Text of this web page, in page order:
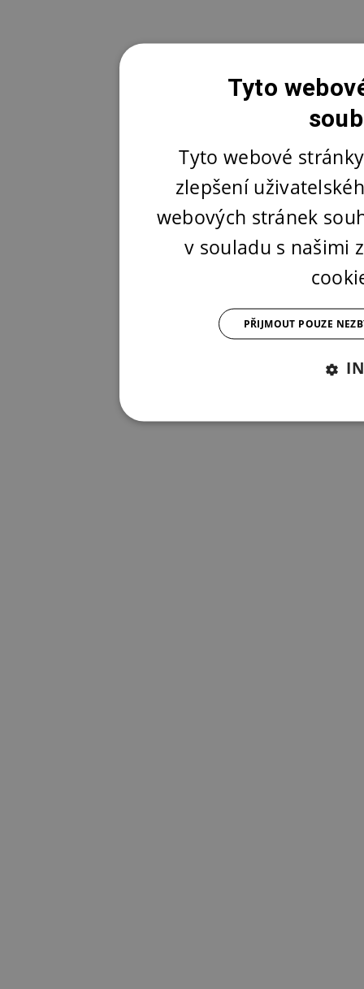
Tyto
Tyto webové
zlepšení
webových stránek
v souladu s našimi
PŘIJMOUT POUZE